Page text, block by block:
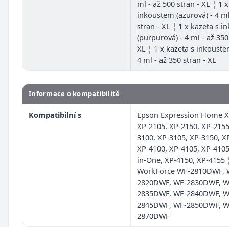
ml - až 500 stran - XL ¦ 1
inkoustem (azurová) - 4
stran - XL ¦ 1 x kazeta s
(purpurová) - 4 ml - až
XL ¦ 1 x kazeta s
4 ml - až 350 stran - XL
Informace o kompatibilitě
Kompatibilní s
Epson Expression Home
XP-2105, XP-2150, XP-
3100, XP-3105, XP-3150,
XP-4100, XP-4105, XP-
in-One, XP-4150, XP-4155
WorkForce WF-2810DWF,
2820DWF, WF-2830DWF,
2835DWF, WF-2840DWF,
2845DWF, WF-2850DWF,
2870DWF